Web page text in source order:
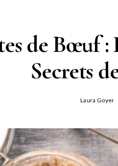
de Bœuf :
Secrets
Laura Goyer